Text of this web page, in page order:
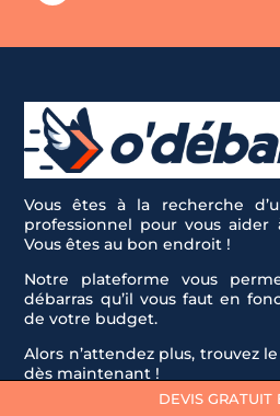
Vous êtes à la recherche
professionnel pour vous aider
Vous êtes au bon endroit !
Notre plateforme vous
débarras qu’il vous faut en
de votre budget.
Alors n’attendez plus, trouvez
dès maintenant !
DEVIS GRATUIT